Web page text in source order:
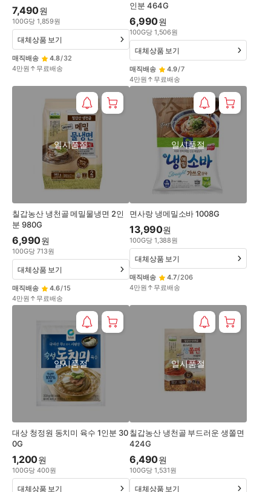
7,490원
100G당 1,859원
매직배송 4.8/32
4만원↑무료배송
대체상품 보기
인분 464G
6,990원
100G당 1,506원
매직배송 4.9/7
4만원↑무료배송
대체상품 보기
칠갑농산 냉천골 메밀물냉면 2인
분 980G
일시품절
6,990원
100G당 713원
매직배송 4.6/15
4만원↑무료배송
대체상품 보기
면사랑 냉메밀소바 1008G
일시품절
13,990원
100G당 1,388원
매직배송 4.7/206
4만원↑무료배송
대체상품 보기
대상 청정원 동치미 육수 1인분 30
0G
일시품절
1,200원
100G당 400원
대체상품 보기
칠갑농산 냉천골 부드러운 생쫄면
424G
일시품절
6,490원
100G당 1,531원
대체상품 보기